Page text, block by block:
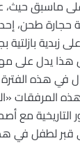
ماسبق حيث،
حجارة طحن،
زبدية بازلتية
يدل على
في هذه
هذه المرفقات
التاريخية مع
قبر لطفل في